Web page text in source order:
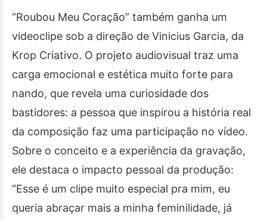
“Roubou Meu Coração” também ganha um
videoclipe sob a direção de Vinicius Garcia, da
Krop Criativo. O projeto audiovisual traz uma
carga emocional e estética muito forte para
nando, que revela uma curiosidade dos
bastidores: a pessoa que inspirou a história real
da composição faz uma participação no vídeo.
Sobre o conceito e a experiência da gravação,
ele destaca o impacto pessoal da produção:
“Esse é um clipe muito especial pra mim, eu
queria abraçar mais a minha feminilidade, já